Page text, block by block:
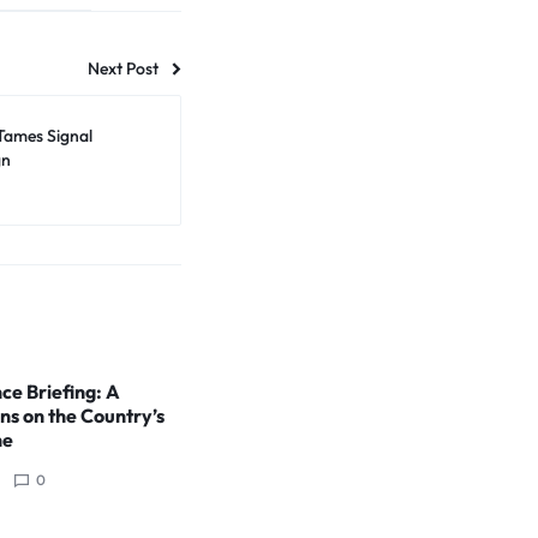
Next Post
Signal
Briefing: A
on the Country’s
0